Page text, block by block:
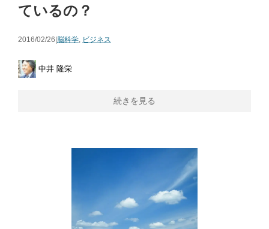
ているの？
2016/02/26| 脳科学, ビジネス
中井 隆栄
続きを見る